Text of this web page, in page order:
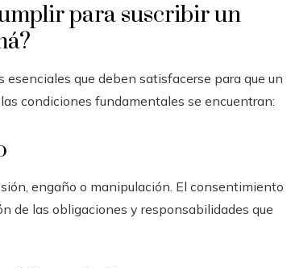
para suscribir un
que deben satisfacerse para que un
condiciones fundamentales se encuentran:
engaño o manipulación. El consentimiento
de las obligaciones y responsabilidades que